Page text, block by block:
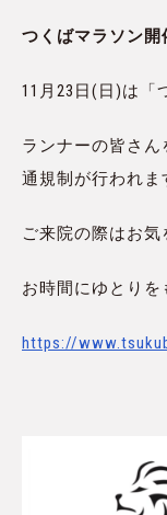
つくばマラソン
11月23日(日)は「
ランナーの皆さ
通規制が行われま
ご来院の際はお気
お時間にゆとりを
https://